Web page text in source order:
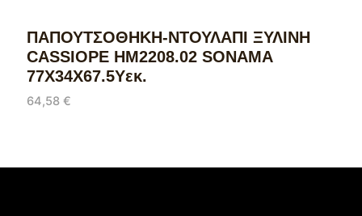
ΠΑΠΟΥΤΣΟΘΗΚΗ-ΝΤΟΥΛΑΠΙ ΞΥΛΙΝΗ
CASSIOPE HM2208.02 SONAMA
77Χ34Χ67.5Υεκ.
64,58 €